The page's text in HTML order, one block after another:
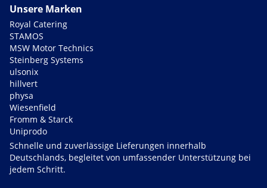
Unsere Marken
Royal Catering
STAMOS
MSW Motor Technics
Steinberg Systems
ulsonix
hillvert
physa
Wiesenfield
Fromm & Starck
Uniprodo
Schnelle und zuverlässige Lieferungen innerhalb
Deutschlands, begleitet von umfassender Unterstützung bei
jedem Schritt.